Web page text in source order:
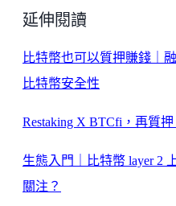
延伸閱讀
比特幣也可以質押賺錢｜
比特幣安全性
Restaking X BTCfi，再質
生態入門｜比特幣 layer 2
關注？